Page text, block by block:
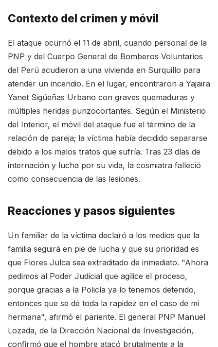
Contexto del crimen y móvil
El ataque ocurrió el 11 de abril, cuando personal de la
PNP y del Cuerpo General de Bomberos Voluntarios
del Perú acudieron a una vivienda en Surquillo para
atender un incendio. En el lugar, encontraron a Yajaira
Yanet Sigüeñas Urbano con graves quemaduras y
múltiples heridas punzocortantes. Según el Ministerio
del Interior, el móvil del ataque fue el término de la
relación de pareja; la víctima había decidido separarse
debido a los malos tratos que sufría. Tras 23 días de
internación y lucha por su vida, la cosmiatra falleció
como consecuencia de las lesiones.
Reacciones y pasos siguientes
Un familiar de la víctima declaró a los medios que la
familia seguirá en pie de lucha y que su prioridad es
que Flores Julca sea extraditado de inmediato. "Ahora
pedimos al Poder Judicial que agilice el proceso,
porque gracias a la Policía ya lo tenemos detenido,
entonces que se dé toda la rapidez en el caso de mi
hermana", afirmó el pariente. El general PNP Manuel
Lozada, de la Dirección Nacional de Investigación,
confirmó que el hombre atacó brutalmente a la